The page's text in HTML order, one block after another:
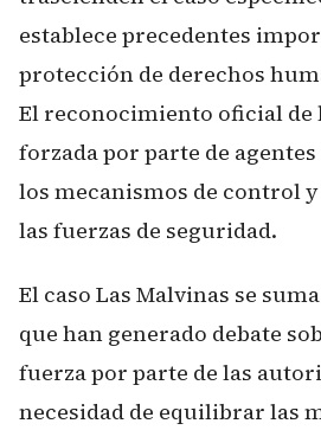
establece precedentes
protección de derechos
El reconocimiento oficial de
forzada por parte de
los mecanismos de control
las fuerzas de seguridad.
El caso Las Malvinas se
que han generado debate
fuerza por parte de las
necesidad de equilibrar las